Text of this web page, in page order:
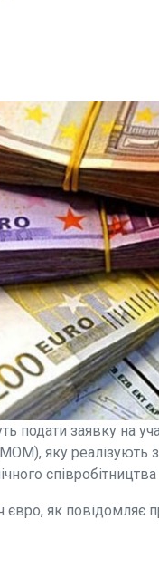
подати заявку на
яку реалізують
як повідомляє